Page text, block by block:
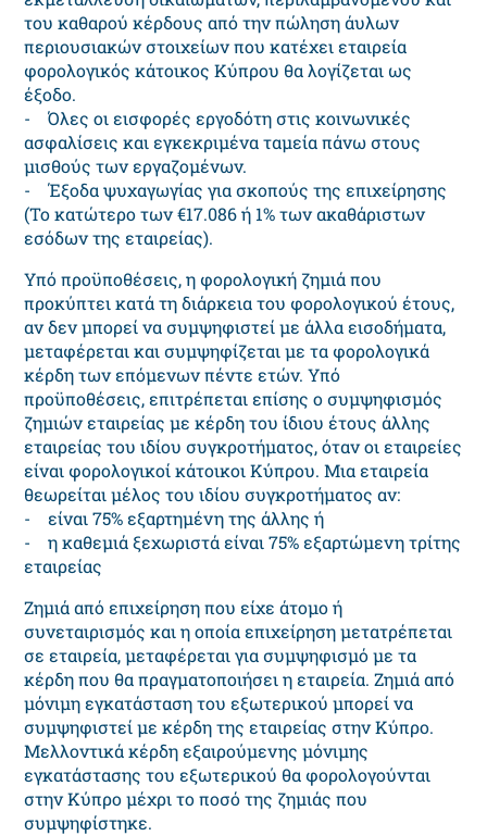
του καθαρού κέρδους από την πώληση άυλων
περιουσιακών στοιχείων που κατέχει εταιρεία
φορολογικός κάτοικος Κύπρου θα λογίζεται ως
έξοδο.
- Όλες οι εισφορές εργοδότη στις κοινωνικές
ασφαλίσεις και εγκεκριμένα ταμεία πάνω στους
μισθούς των εργαζομένων.
- Έξοδα ψυχαγωγίας για σκοπούς της επιχείρησης
(Το κατώτερο των €17.086 ή 1% των ακαθάριστων
εσόδων της εταιρείας).
Υπό προϋποθέσεις, η φoρoλoγική ζημιά πoυ
πρoκύπτει κατά τη διάρκεια τoυ φoρoλoγικoύ έτoυς,
αν δεν μπορεί να συμψηφιστεί με άλλα εισοδήματα,
μεταφέρεται και συμψηφίζεται με τα φoρoλoγικά
κέρδη τωv επόμεvωv πέντε ετώv. Υπό
προϋποθέσεις, επιτρέπεται επίσης ο συμψηφισμός
ζημιών εταιρείας με κέρδη του ίδιου έτους άλλης
εταιρείας του ιδίου συγκροτήματος, όταν οι εταιρείες
είναι φορολογικοί κάτοικοι Κύπρου. Μια εταιρεία
θεωρείται μέλος του ιδίου συγκροτήματος αν:
- είναι 75% εξαρτημένη της άλλης ή
- η καθεμιά ξεχωριστά είναι 75% εξαρτώμενη τρίτης
εταιρείας
Ζημιά από επιχείρηση που είχε άτομο ή
συνεταιρισμός και η οποία επιχείρηση μετατρέπεται
σε εταιρεία, μεταφέρεται για συμψηφισμό με τα
κέρδη που θα πραγματοποιήσει η εταιρεία. Ζημιά από
μόνιμη εγκατάσταση του εξωτερικού μπορεί να
συμψηφιστεί με κέρδη της εταιρείας στην Κύπρο.
Μελλοντικά κέρδη εξαιρούμενης μόνιμης
εγκατάστασης του εξωτερικού θα φορολογούνται
στην Κύπρο μέχρι το ποσό της ζημιάς που
συμψηφίστηκε.